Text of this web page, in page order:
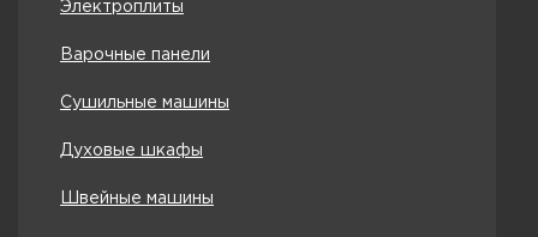
Электроплиты
Варочные панели
Сушильные машины
Духовые шкафы
Швейные машины